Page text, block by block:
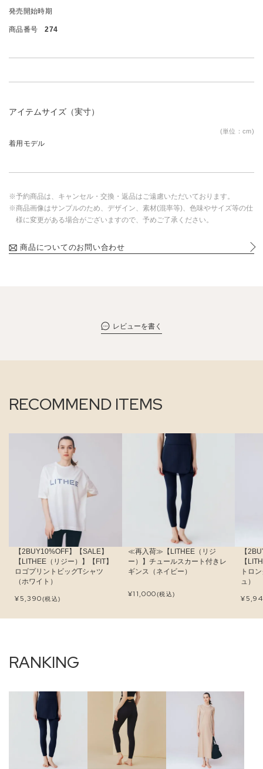
発売開始時期
商品番号 274
アイテムサイズ（実寸）
(単位：cm)
着用モデル
※予約商品は、キャンセル・交換・返品はご遠慮いただいております。
※商品画像はサンプルのため、デザイン、素材(混率等)、色味やサイズ等の仕
様に変更がある場合がございますので、予めご了承ください。
商品についてのお問い合わせ
レビューを書く
RECOMMEND ITEMS
【2BUY10%OFF】【SALE】
【LITHEE（リジー）】【FIT】
ロゴプリントビッグTシャツ
（ホワイト）
¥5,390(税込)
≪再入荷≫【LITHEE（リジ
ー）】チュールスカート付きレ
ギンス（ネイビー）
¥11,000(税込)
【
【
トロ
ュ）
¥